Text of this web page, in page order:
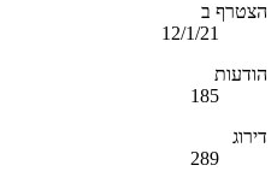
הצטרף ב
12/1/21
הודעות
185
דירוג
289